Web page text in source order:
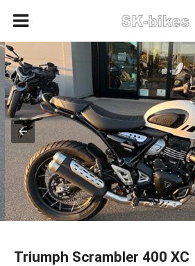
Triumph Scrambler 400 XC